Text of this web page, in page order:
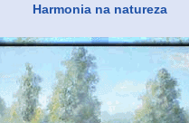
Harmonia na natureza